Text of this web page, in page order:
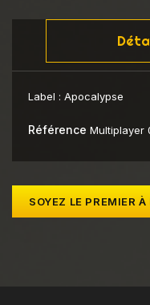
Label : Apocalypse
Référence Multiplayer
SOYEZ LE PREMIER